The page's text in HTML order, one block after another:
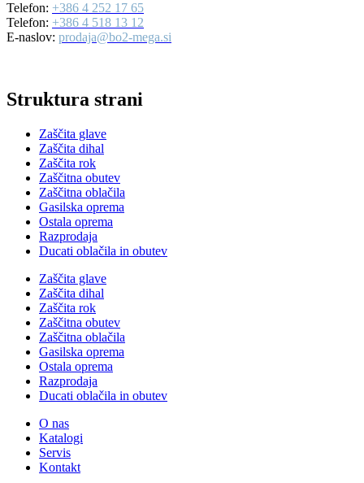
Telefon: +386 4 252 17 65
Telefon: +386 4 518 13 12
E-naslov: prodaja@bo2-mega.si
Struktura strani
Zaščita glave
Zaščita dihal
Zaščita rok
Zaščitna obutev
Zaščitna oblačila
Gasilska oprema
Ostala oprema
Razprodaja
Ducati oblačila in obutev
Zaščita glave
Zaščita dihal
Zaščita rok
Zaščitna obutev
Zaščitna oblačila
Gasilska oprema
Ostala oprema
Razprodaja
Ducati oblačila in obutev
O nas
Katalogi
Servis
Kontakt